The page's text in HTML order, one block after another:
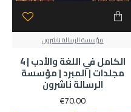
مؤسسة الرسالة ناشرون
الكامل في اللغة والأدب | 4
مجلدات | المبرد | مؤسسة
الرسالة ناشرون
€70.00